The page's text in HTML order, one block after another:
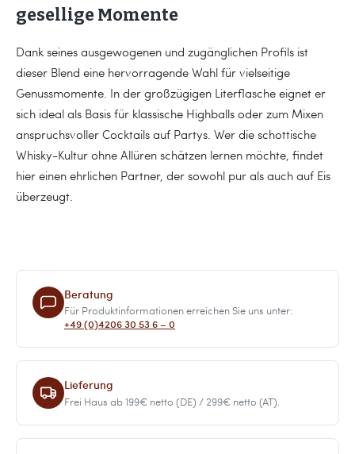
gesellige Momente
Dank seines ausgewogenen und zugänglichen Profils ist
dieser Blend eine hervorragende Wahl für vielseitige
Genussmomente. In der großzügigen Literflasche eignet er
sich ideal als Basis für klassische Highballs oder zum Mixen
anspruchsvoller Cocktails auf Partys. Wer die schottische
Whisky-Kultur ohne Allüren schätzen lernen möchte, findet
hier einen ehrlichen Partner, der sowohl pur als auch auf Eis
überzeugt.
Beratung
Für Produktinformationen erreichen Sie uns unter:
+49 (0)4206 30 53 6 – 0
Lieferung
Frei Haus ab 199€ netto (DE) / 299€ netto (AT).